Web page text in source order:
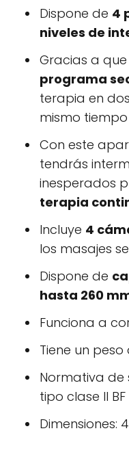
Dispone de 4
niveles de
Gracias a
programa
terapia en
mismo tiempo
Con este
tendrás
inesperados
terapia
Incluye 4
los masajes
Dispone de
hasta 260
Funciona a
Tiene un peso
Normativa
tipo clase II BF
Dimensiones: